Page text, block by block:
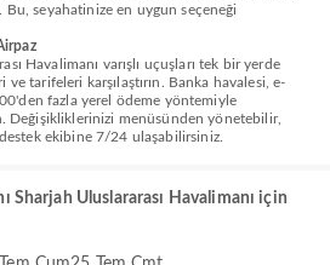
Bu, seyahatinize en uygun seçeneği
Havalimanı varışlı uçuşları tek bir yerde
tarifeleri karşılaştırın. Banka havalesi, e-
fazla yerel ödeme yöntemiyle
Değişikliklerinizi menüsünden yönetebilir,
ekibine 7/24 ulaşabilirsiniz.
Sharjah Uluslararası Havalimanı için